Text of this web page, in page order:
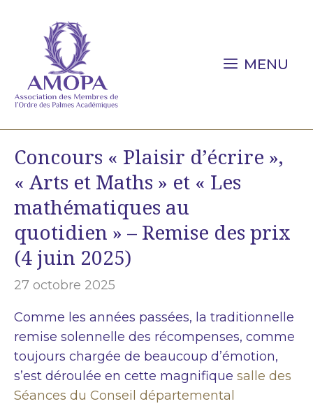
contenu
MENU
Concours « Plaisir d’écrire »,
« Arts et Maths » et « Les
mathématiques au
quotidien » – Remise des prix
(4 juin 2025)
27 octobre 2025
Comme les années passées, la traditionnelle
remise solennelle des récompenses, comme
toujours chargée de beaucoup d’émotion,
s’est déroulée en cette magnifique salle des
Séances du Conseil départemental